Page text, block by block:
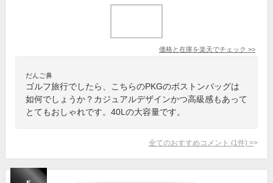
価格と在庫を楽天でチェック >>
だんご鼻
ゴルフ旅行でしたら、こちらのPKGのボストンバッグは
如何でしょうか？カジュアルデザインかつ高級感もあって
とてもおしゃれです。40Lの大容量です。
全てのおすすめコメント (1 件) >